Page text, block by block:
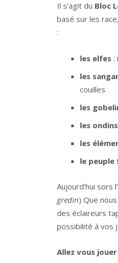
Il s’agit du Bloc
basé sur les
:
les elfes :
les
couilles
les
les ondins
les
le peuple
Aujourd’hui sors
gredin) Que
des éclaireurs
possibilité à vos
Allez vous